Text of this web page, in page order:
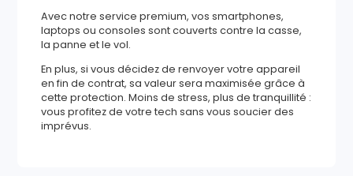
Avec notre service premium, vos smartphones,
laptops ou consoles sont couverts contre la casse,
la panne et le vol.
En plus, si vous décidez de renvoyer votre appareil
en fin de contrat, sa valeur sera maximisée grâce à
cette protection. Moins de stress, plus de tranquillité :
vous profitez de votre tech sans vous soucier des
imprévus.